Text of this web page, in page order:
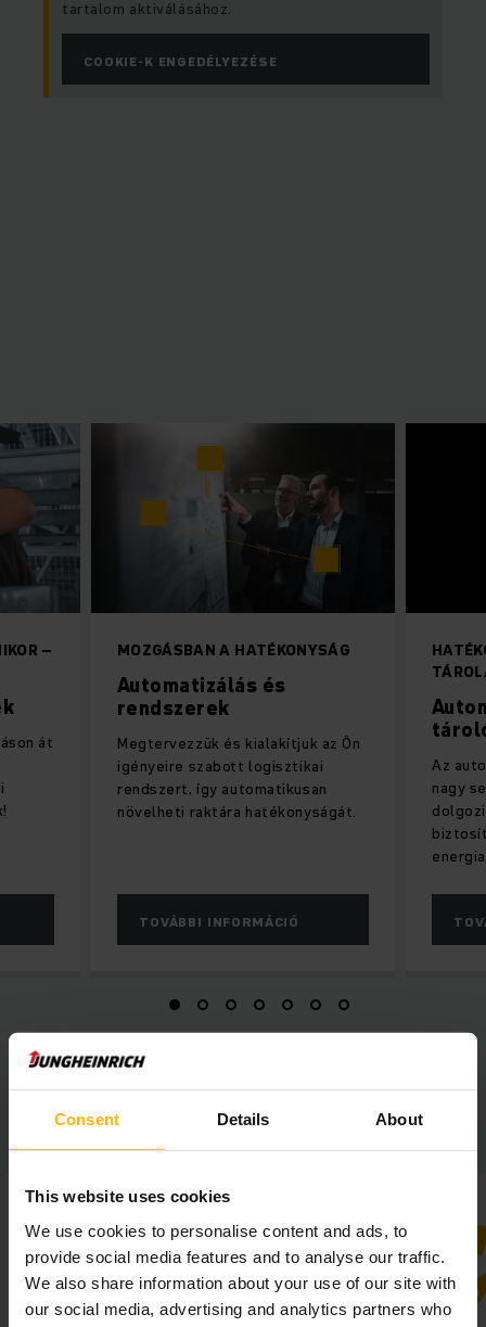
Consent Details About
This website uses cookies
We use cookies to personalise content and ads, to
provide social media features and to analyse our traffic.
We also share information about your use of our site with
our social media, advertising and analytics partners who
tartalom aktiválásához.
COOKIE-K ENGEDÉLYEZÉSE
MOZGÁSBAN A HATÉKONYSÁG
Automatizálás és
rendszerek
Megtervezzük és kialakítjuk az Ön
igényeire szabott logisztikai
rendszert, így automatikusan
növelheti raktára hatékonyságát.
TOVÁBBI INFORMÁCIÓ
Az
nagy
–
át
Stemeseder röviden